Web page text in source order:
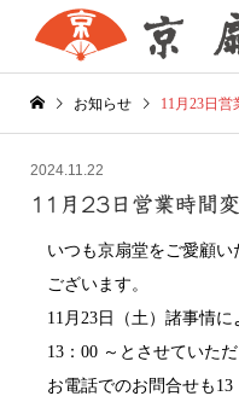
お知らせ 11月23日
2024.11.22
11月23日営業時間
いつも京扇堂をご愛顧い
ございます。
11月23日（土）諸事情に
13：00 ～とさせていただ
お電話でのお問合せも